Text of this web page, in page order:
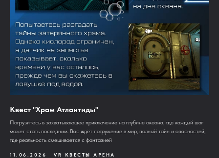
Квест "Храм Атлантиды"
Погрузитесь в захватывающее приключение на глубине океана, где каждый шаг
может стать последним. Вас ждёт погружение в мир, полный тайн и опасностей,
где реальность смешивается с фантазией
11.06.2026 VR КВЕСТЫ АРЕНА